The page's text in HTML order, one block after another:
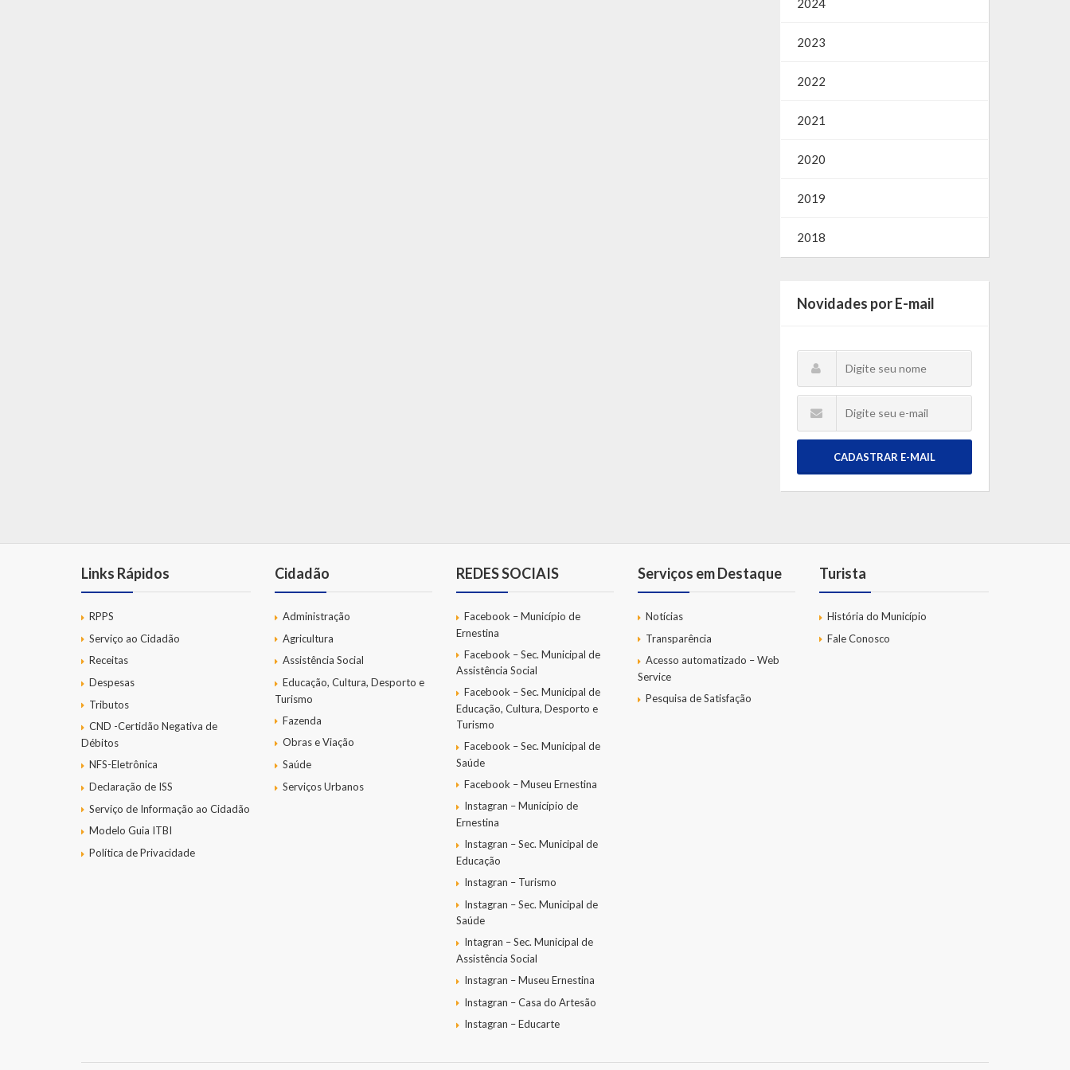
2024
2023
2022
2021
2020
2019
2018
Novidades por E-mail
CADASTRAR E-MAIL
Links Rápidos
RPPS
Serviço ao Cidadão
Receitas
Despesas
Tributos
CND -Certidão Negativa de
Débitos
NFS-Eletrônica
Declaração de ISS
Serviço de Informação ao Cidadão
Modelo Guia ITBI
Política de Privacidade
Cidadão
Administração
Agricultura
Assistência Social
Educação, Cultura, Desporto e
Turismo
Fazenda
Obras e Viação
Saúde
Serviços Urbanos
REDES SOCIAIS
Facebook – Município de
Ernestina
Facebook – Sec. Municipal de
Assistência Social
Facebook – Sec. Municipal de
Educação, Cultura, Desporto e
Turismo
Facebook – Sec. Municipal de
Saúde
Facebook – Museu Ernestina
Instagran – Município de
Ernestina
Instagran – Sec. Municipal de
Educação
Instagran – Turismo
Instagran – Sec. Municipal de
Saúde
Intagran – Sec. Municipal de
Assistência Social
Instagran – Museu Ernestina
Instagran – Casa do Artesão
Instagran – Educarte
Serviços em Destaque
Notícias
Transparência
Acesso automatizado – Web
Service
Pesquisa de Satisfação
Turista
História do Município
Fale Conosco